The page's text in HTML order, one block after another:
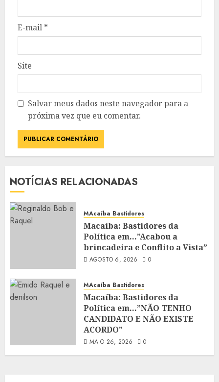
E-mail *
Site
Salvar meus dados neste navegador para a
próxima vez que eu comentar.
NOTÍCIAS RELACIONADAS
MAcaíba Bastidores
Macaíba: Bastidores da
Política em…”Acabou a
brincadeira e Conflito a Vista”
AGOSTO 6, 2026 0
MAcaíba Bastidores
Macaíba: Bastidores da
Política em…”NÃO TENHO
CANDIDATO E NÃO EXISTE
ACORDO”
MAIO 26, 2026 0